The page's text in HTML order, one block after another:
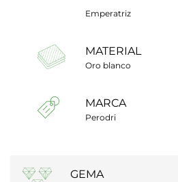
Emperatriz
MATERIAL
Oro blanco
MARCA
Perodri
GEMA